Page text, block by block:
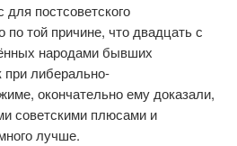
постсоветского
по той причине, что двадцать с
народами бывших
при либерально-
окончательно ему доказали,
советскими плюсами и
лучше.